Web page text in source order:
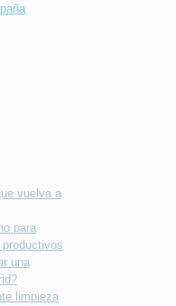
vuelva a
para
una
limpieza